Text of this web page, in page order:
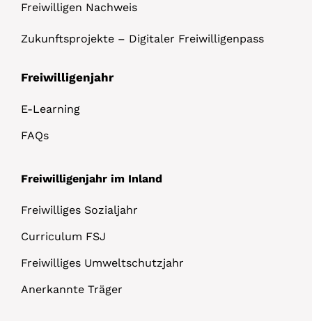
Freiwilligen Nachweis
Zukunftsprojekte – Digitaler Freiwilligenpass
Freiwilligenjahr
E-Learning
FAQs
Freiwilligenjahr im Inland
Freiwilliges Sozialjahr
Curriculum FSJ
Freiwilliges Umweltschutzjahr
Anerkannte Träger